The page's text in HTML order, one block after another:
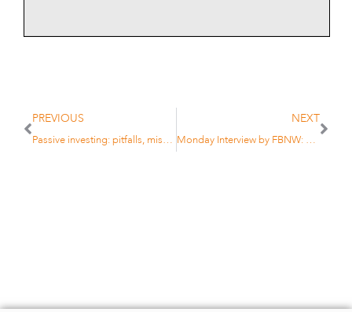
PREVIOUS
Passive investing: pitfalls, misconceptions in Asia
NEXT
Monday Interview by FBNW: Yves Choueifaty